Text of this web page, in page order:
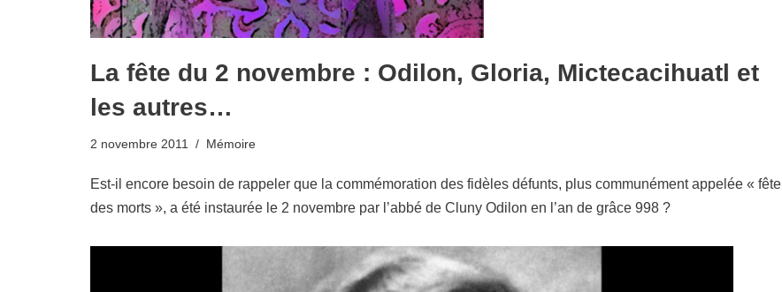
La fête du 2 novembre : Odilon, Gloria, Mictecacihuatl et
les autres…
2 novembre 2011 Mémoire
Est-il encore besoin de rappeler que la commémoration des fidèles défunts, plus communément appelée « fête
des morts », a été instaurée le 2 novembre par l’abbé de Cluny Odilon en l’an de grâce 998 ?